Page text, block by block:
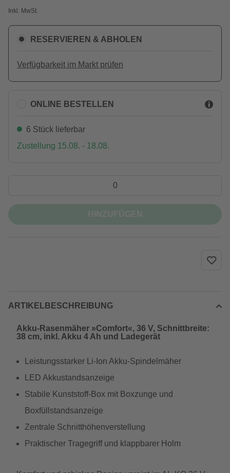
Inkl. MwSt.
RESERVIEREN & ABHOLEN
Verfügbarkeit im Markt prüfen
ONLINE BESTELLEN
6 Stück lieferbar
Zustellung 15.08. - 18.08.
ARTIKELBESCHREIBUNG
Akku-Rasenmäher »Comfort«, 36 V, Schnittbreite:
38 cm, inkl. Akku 4 Ah und Ladegerät
Leistungsstarker Li-Ion Akku-Spindelmäher
LED Akkustandsanzeige
Stabile Kunststoff-Box mit Boxzunge und
Boxfüllstandsanzeige
Zentrale Schnitthöhenverstellung
Praktischer Tragegriff und klappbarer Holm